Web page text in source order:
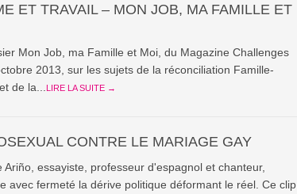
ET TRAVAIL – MON JOB, MA FAMILLE ET
Mon Job, ma Famille et Moi, du Magazine Challenges
2013, sur les sujets de la réconciliation Famille-
de la...
LIRE LA SUITE →
CONTRE LE MARIAGE GAY
Ariño, essayiste, professeur d'espagnol et chanteur,
avec fermeté la dérive politique déformant le réel. Ce clip